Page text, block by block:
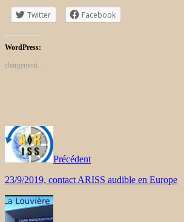
Twitter Facebook
WordPress:
chargement…
Précédent
23/9/2019, contact ARISS audible en Europe